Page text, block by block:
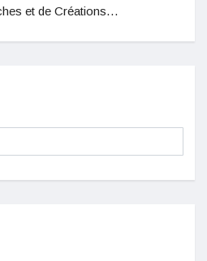
et de Créations…